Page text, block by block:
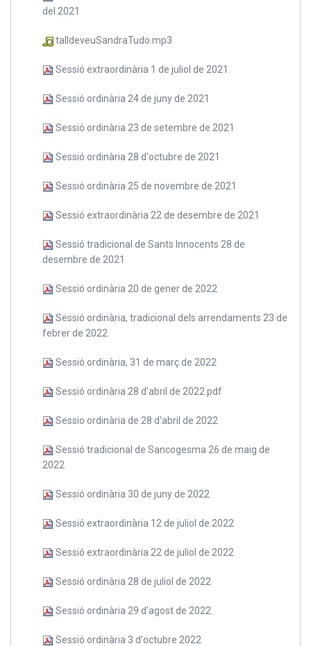
del 2021
talldeveuSandraTudo.mp3
Sessió extraordinària 1 de juliol de 2021
Sessió ordinària 24 de juny de 2021
Sessió ordinària 23 de setembre de 2021
Sessió ordinària 28 d'octubre de 2021
Sessió ordinària 25 de novembre de 2021
Sessió extraordinària 22 de desembre de 2021
Sessió tradicional de Sants Innocents 28 de
desembre de 2021
Sessió ordinària 20 de gener de 2022
Sessió ordinària, tradicional dels arrendaments 23 de
febrer de 2022
Sessió ordinària, 31 de març de 2022
Sessió ordinària 28 d'abril de 2022.pdf
Sessio ordinària de 28 d'abril de 2022
Sessió tradicional de Sancogesma 26 de maig de
2022
Sessió ordinària 30 de juny de 2022
Sessió extraordinària 12 de juliol de 2022
Sessió extraordinària 22 de juliol de 2022
Sessió ordinària 28 de juliol de 2022
Sessió ordinària 29 d'agost de 2022
Sessió ordinària 3 d'octubre 2022